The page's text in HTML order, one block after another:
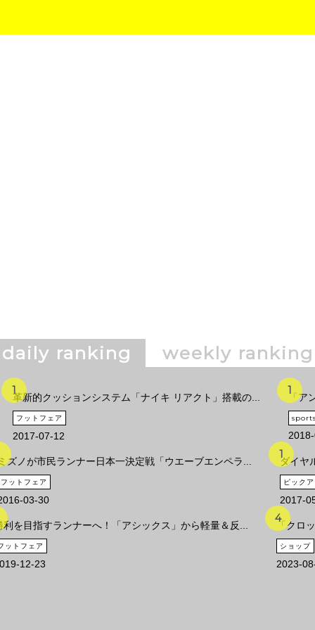
daily ranking weekly ranking
革新的クッションシステム「ナイキ リアクト」搭載の...
フットフェア
2017-07-12
「ア
ズノが市民ランナー日本一決定戦「ウエーブエンペラ...
フットフェア
03-30
ダイヤ
ピック
2017-
利を目指すランナーへ！「アシックス」から軽量＆反...
ットフェア
12-23
「クロ
ショップ
2023-